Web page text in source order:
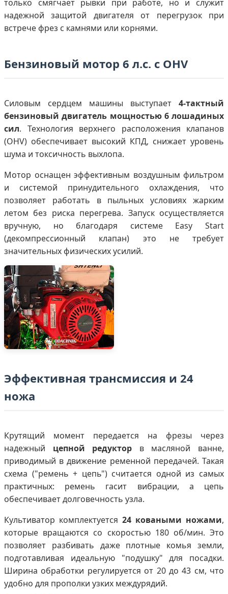
только смягчает рывки при работе, но и служит
надежной защитой двигателя от перегрузок при
встрече фрез с камнями или корнями.
Бензиновый мотор 6 л.с. с OHV
Силовым сердцем машины выступает 4-тактный
бензиновый двигатель мощностью 6 лошадиных
сил. Технология верхнего расположения клапанов
(OHV) обеспечивает высокий КПД, снижает уровень
шума и токсичность выхлопа.
Мотор оснащен эффективным воздушным фильтром
и системой принудительного охлаждения, что
позволяет работать в пыльных условиях жарким
летом без риска перегрева. Запуск осуществляется
вручную, но благодаря системе Easy Start
(декомпрессионный клапан) это не требует
значительных физических усилий.
Эффективная трансмиссия и 24
ножа
Крутящий момент передается на фрезы через
надежный цепной редуктор в масляной ванне,
приводимый в движение ременной передачей. Такая
схема ("ремень + цепь") считается одной из самых
практичных: ремень гасит вибрации, а цепь
обеспечивает долговечность узла.
Культиватор комплектуется 24 коваными ножами,
которые вращаются со скоростью 180 об/мин. Это
позволяет разбивать даже плотные комья земли,
подготавливая идеальную "подушку" для посадки.
Ширина обработки регулируется от 20 до 43 см, что
удобно для прополки узких междурядий.